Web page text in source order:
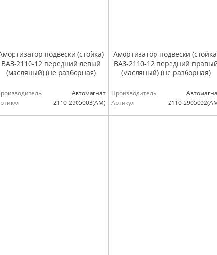
подвески (стойка)
ВАЗ-2110-12 передний левый
(масляный) (не разборная)
Автомагнат
2110-2905003(АМ)
Амортизатор подвески
ВАЗ-2110-12 передний
(масляный) (не разборная)
Производитель
Артикул
2110-